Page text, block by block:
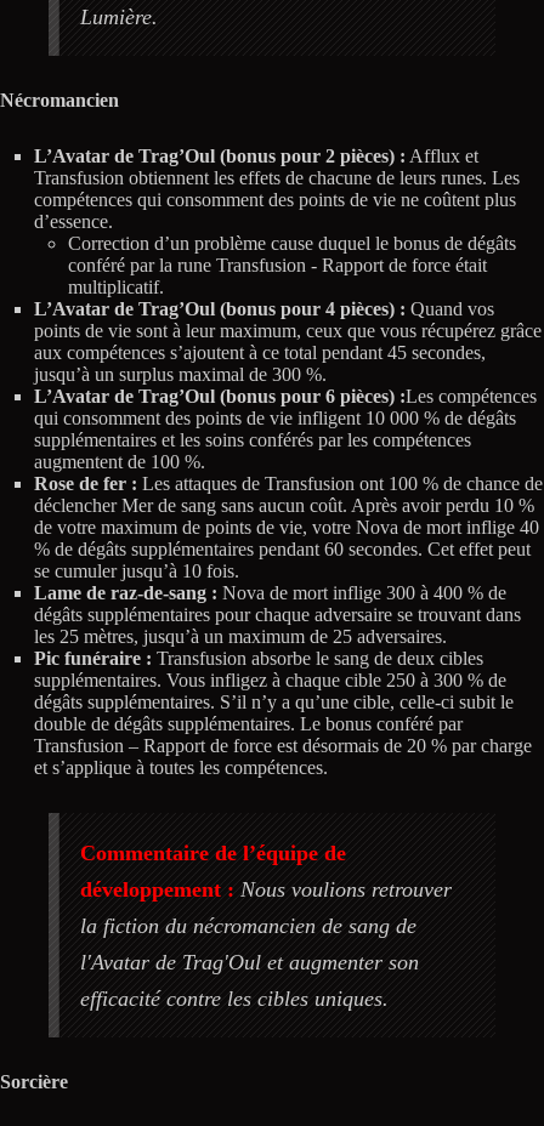
Lumière.
Nécromancien
L’Avatar de Trag’Oul (bonus pour 2 pièces) : Afflux et
Transfusion obtiennent les effets de chacune de leurs runes. Les
compétences qui consomment des points de vie ne coûtent plus
d’essence.
Correction d’un problème cause duquel le bonus de dégâts
conféré par la rune Transfusion - Rapport de force était
multiplicatif.
L’Avatar de Trag’Oul (bonus pour 4 pièces) : Quand vos
points de vie sont à leur maximum, ceux que vous récupérez grâce
aux compétences s’ajoutent à ce total pendant 45 secondes,
jusqu’à un surplus maximal de 300 %.
L’Avatar de Trag’Oul (bonus pour 6 pièces) :Les compétences
qui consomment des points de vie infligent 10 000 % de dégâts
supplémentaires et les soins conférés par les compétences
augmentent de 100 %.
Rose de fer : Les attaques de Transfusion ont 100 % de chance de
déclencher Mer de sang sans aucun coût. Après avoir perdu 10 %
de votre maximum de points de vie, votre Nova de mort inflige 40
% de dégâts supplémentaires pendant 60 secondes. Cet effet peut
se cumuler jusqu’à 10 fois.
Lame de raz-de-sang : Nova de mort inflige 300 à 400 % de
dégâts supplémentaires pour chaque adversaire se trouvant dans
les 25 mètres, jusqu’à un maximum de 25 adversaires.
Pic funéraire : Transfusion absorbe le sang de deux cibles
supplémentaires. Vous infligez à chaque cible 250 à 300 % de
dégâts supplémentaires. S’il n’y a qu’une cible, celle-ci subit le
double de dégâts supplémentaires. Le bonus conféré par
Transfusion – Rapport de force est désormais de 20 % par charge
et s’applique à toutes les compétences.
Commentaire de l’équipe de
développement : Nous voulions retrouver
la fiction du nécromancien de sang de
l'Avatar de Trag'Oul et augmenter son
efficacité contre les cibles uniques.
Sorcière